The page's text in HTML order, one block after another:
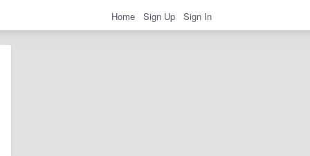
Home Sign Up Sign In